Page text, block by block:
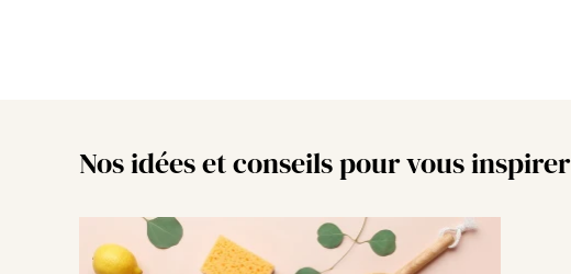
Nos idées et conseils pour vous inspirer